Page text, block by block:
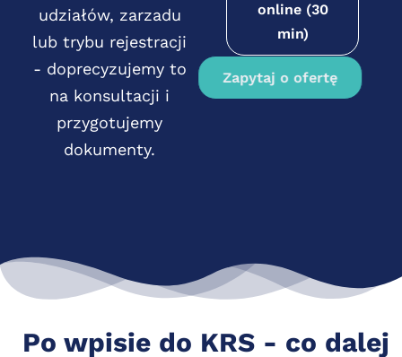
udziałów, zarzadu
lub trybu rejestracji
- doprecyzujemy to
na konsultacji i
przygotujemy
dokumenty.
online (30
min)
Zapytaj o ofertę
Po wpisie do KRS - co dalej